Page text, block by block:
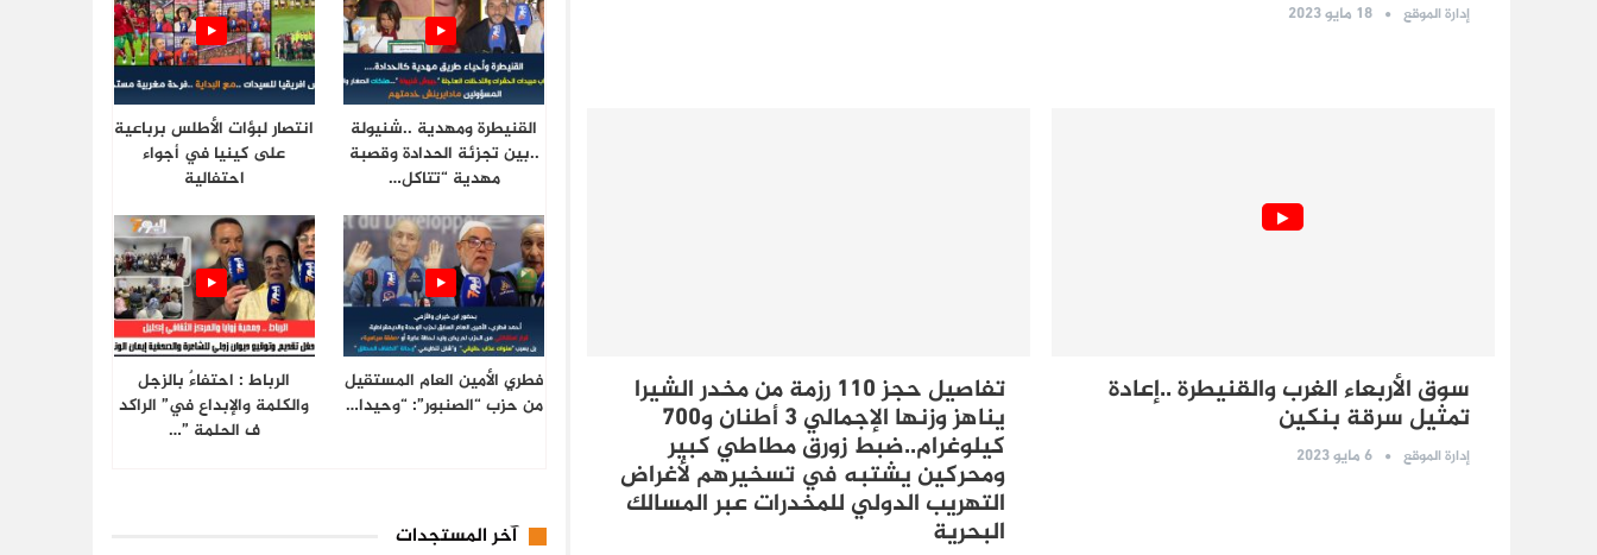
إدارة الموقع 18 مايو 2023
سوق الأربعاء الغرب والقنيطرة ..إعادة
تمثيل سرقة بنكين
إدارة الموقع 6 مايو 2023
تفاصيل حجز 110 رزمة من مخدر الشيرا
يناهز وزنها الإجمالي 3 أطنان و700
كيلوغرام..ضبط زورق مطاطي كبير
ومحركين يشتبه في تسخيرهم لأغراض
التهريب الدولي للمخدرات عبر المسالك
البحرية
القنيطرة ومهدية ..شنيولة
..بين تجزئة الحدادة وقصبة
مهدية “تتاكل…
انتصار لبؤات الأطلس برباعية
على كينيا في أجواء
احتفالية
فطري الأمين العام المستقيل
من حزب “الصنبور”: “وحيدا…
الرباط : احتفاءٌ بالزجل
والكلمة والإبداع في” الراكد
ف الحلمة ”…
آخر المستجدات